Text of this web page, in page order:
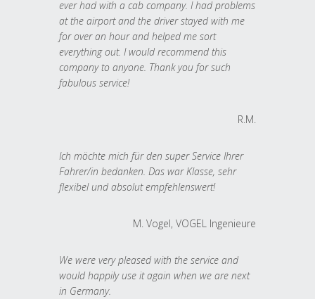
ever had with a cab company. I had problems
at the airport and the driver stayed with me
for over an hour and helped me sort
everything out. I would recommend this
company to anyone. Thank you for such
fabulous service!
R.M.
Ich möchte mich für den super Service Ihrer
Fahrer/in bedanken. Das war Klasse, sehr
flexibel und absolut empfehlenswert!
M. Vogel, VOGEL Ingenieure
We were very pleased with the service and
would happily use it again when we are next
in Germany.